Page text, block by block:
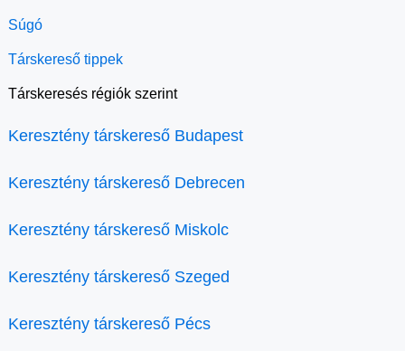
Súgó
Társkereső tippek
Társkeresés régiók szerint
Keresztény társkereső Budapest
Keresztény társkereső Debrecen
Keresztény társkereső Miskolc
Keresztény társkereső Szeged
Keresztény társkereső Pécs